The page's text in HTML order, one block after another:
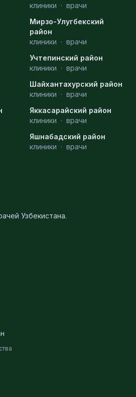
клиники · врачи
Мирзо-Улугбекский
район
клиники · врачи
Учтепинский район
клиники · врачи
Шайхантахурский район
клиники · врачи
Яккасарайский район
клиники · врачи
Яшнабадский район
клиники · врачи
Узбекистана.